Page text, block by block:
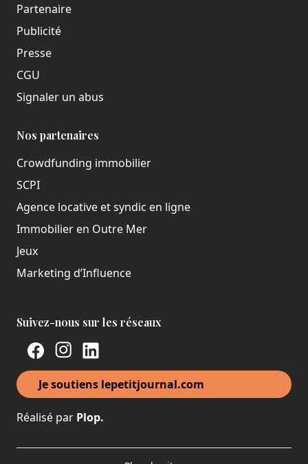
Partenaire
Publicité
Presse
CGU
Signaler un abus
Nos partenaires
Crowdfunding immobilier
SCPI
Agence locative et syndic en ligne
Immobilier en Outre Mer
Jeux
Marketing d’Influence
Suivez-nous sur les réseaux
Je soutiens lepetitjournal.com
Réalisé par Plop.